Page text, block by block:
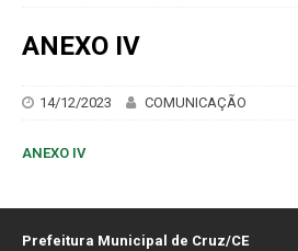
ANEXO IV
14/12/2023 COMUNICAÇÃO
ANEXO IV
Prefeitura Municipal de Cruz/CE